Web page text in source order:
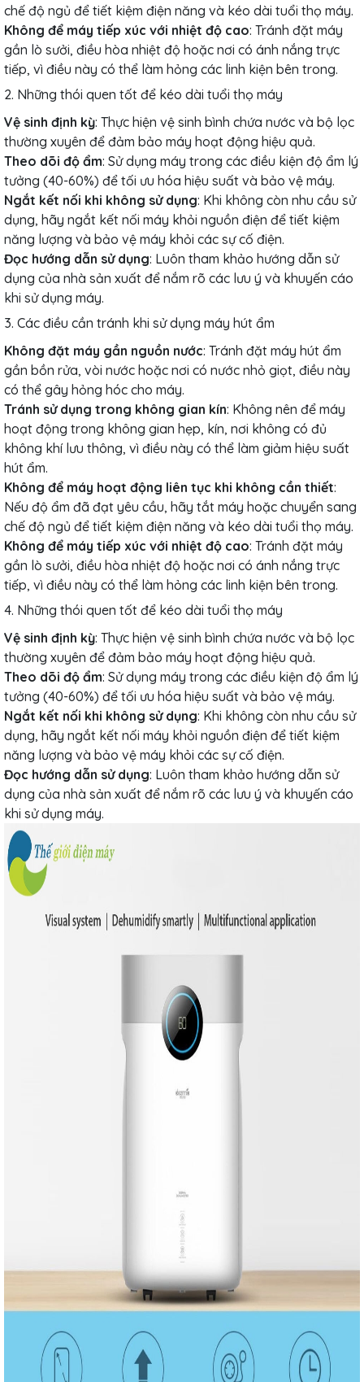
chế độ ngủ để tiết kiệm điện năng và kéo dài tuổi thọ máy.
Không để máy tiếp xúc với nhiệt độ cao: Tránh đặt máy
gần lò sưởi, điều hòa nhiệt độ hoặc nơi có ánh nắng trực
tiếp, vì điều này có thể làm hỏng các linh kiện bên trong.
2. Những thói quen tốt để kéo dài tuổi thọ máy
Vệ sinh định kỳ: Thực hiện vệ sinh bình chứa nước và bộ lọc
thường xuyên để đảm bảo máy hoạt động hiệu quả.
Theo dõi độ ẩm: Sử dụng máy trong các điều kiện độ ẩm lý
tưởng (40-60%) để tối ưu hóa hiệu suất và bảo vệ máy.
Ngắt kết nối khi không sử dụng: Khi không còn nhu cầu sử
dụng, hãy ngắt kết nối máy khỏi nguồn điện để tiết kiệm
năng lượng và bảo vệ máy khỏi các sự cố điện.
Đọc hướng dẫn sử dụng: Luôn tham khảo hướng dẫn sử
dụng của nhà sản xuất để nắm rõ các lưu ý và khuyến cáo
khi sử dụng máy.
3. Các điều cần tránh khi sử dụng máy hút ẩm
Không đặt máy gần nguồn nước: Tránh đặt máy hút ẩm
gần bồn rửa, vòi nước hoặc nơi có nước nhỏ giọt, điều này
có thể gây hỏng hóc cho máy.
Tránh sử dụng trong không gian kín: Không nên để máy
hoạt động trong không gian hẹp, kín, nơi không có đủ
không khí lưu thông, vì điều này có thể làm giảm hiệu suất
hút ẩm.
Không để máy hoạt động liên tục khi không cần thiết:
Nếu độ ẩm đã đạt yêu cầu, hãy tắt máy hoặc chuyển sang
chế độ ngủ để tiết kiệm điện năng và kéo dài tuổi thọ máy.
Không để máy tiếp xúc với nhiệt độ cao: Tránh đặt máy
gần lò sưởi, điều hòa nhiệt độ hoặc nơi có ánh nắng trực
tiếp, vì điều này có thể làm hỏng các linh kiện bên trong.
4. Những thói quen tốt để kéo dài tuổi thọ máy
Vệ sinh định kỳ: Thực hiện vệ sinh bình chứa nước và bộ lọc
thường xuyên để đảm bảo máy hoạt động hiệu quả.
Theo dõi độ ẩm: Sử dụng máy trong các điều kiện độ ẩm lý
tưởng (40-60%) để tối ưu hóa hiệu suất và bảo vệ máy.
Ngắt kết nối khi không sử dụng: Khi không còn nhu cầu sử
dụng, hãy ngắt kết nối máy khỏi nguồn điện để tiết kiệm
năng lượng và bảo vệ máy khỏi các sự cố điện.
Đọc hướng dẫn sử dụng: Luôn tham khảo hướng dẫn sử
dụng của nhà sản xuất để nắm rõ các lưu ý và khuyến cáo
khi sử dụng máy.